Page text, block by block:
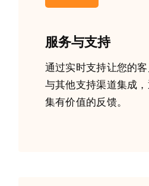
服务与支持
通过实时支持让您的
与其他支持渠道集成
集有价值的反馈。